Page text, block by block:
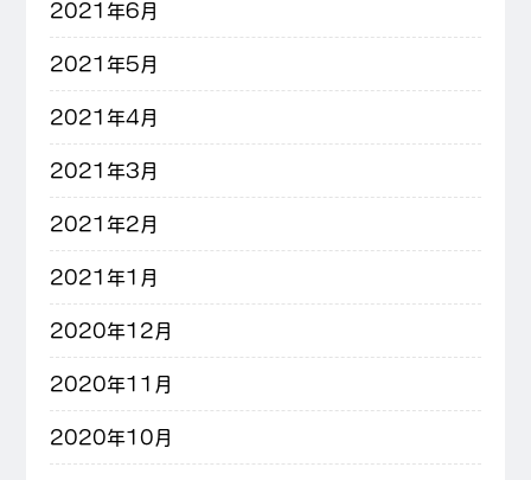
2021年6月
2021年5月
2021年4月
2021年3月
2021年2月
2021年1月
2020年12月
2020年11月
2020年10月